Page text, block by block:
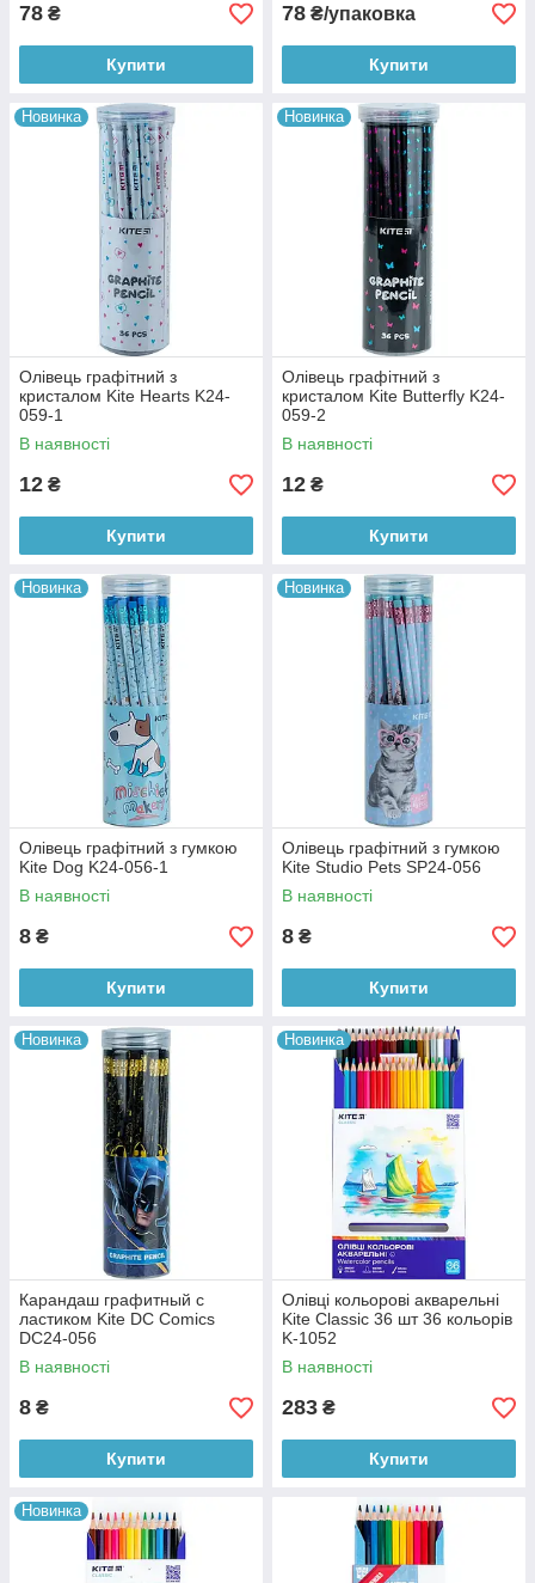
78 ₴
Купити
78 ₴/упаковка
Купити
Новинка
Олівець графітний з
кристалом Kite Hearts K24-
059-1
В наявності
12 ₴
Купити
Новинка
Олівець графітний з
кристалом Kite Butterfly K24-
059-2
В наявності
12 ₴
Купити
Новинка
Олівець графітний з гумкою
Kite Dog K24-056-1
В наявності
8 ₴
Купити
Новинка
Олівець графітний з гумкою
Kite Studio Pets SP24-056
В наявності
8 ₴
Купити
Новинка
Карандаш графитный с
ластиком Kite DC Comics
DC24-056
В наявності
8 ₴
Купити
Новинка
Олівці кольорові акварельні
Kite Classic 36 шт 36 кольорів
K-1052
В наявності
283 ₴
Купити
Новинка